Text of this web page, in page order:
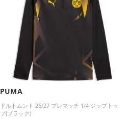
PUMA
ドルトムント 26/27 プレマッチ 1/4 ジップトッ
プ(ブラック)